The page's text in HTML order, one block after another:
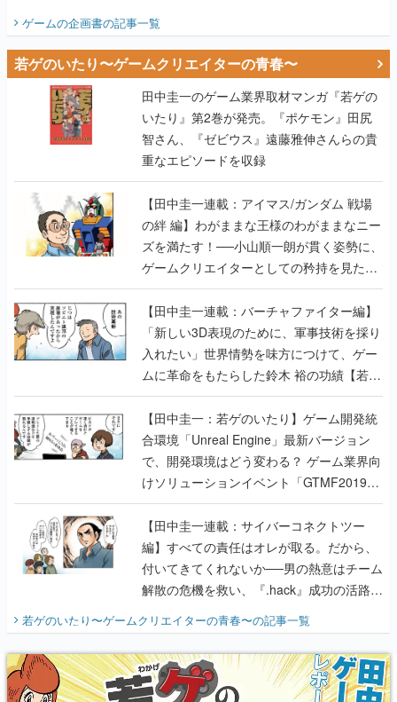
ビュー】
ゲームの企画書の記事一覧
若ゲのいたり〜ゲームクリエイターの青春〜
田中圭一のゲーム業界取材マンガ『若ゲの
いたり』第2巻が発売。『ポケモン』田尻
智さん、『ゼビウス』遠藤雅伸さんらの貴
重なエピソードを収録
【田中圭一連載：アイマス/ガンダム 戦場
の絆 編】わがままな王様のわがままなニー
ズを満たす！──小山順一朗が貫く姿勢に、
ゲームクリエイターとしての矜持を見た
【若ゲのいたり最終回】
【田中圭一連載：バーチャファイター編】
「新しい3D表現のために、軍事技術を採り
入れたい」世界情勢を味方につけて、ゲー
ムに革命をもたらした鈴木 裕の功績【若ゲ
のいたり】
【田中圭一：若ゲのいたり】ゲーム開発統
合環境「Unreal Engine」最新バージョン
で、開発環境はどう変わる？ ゲーム業界向
けソリューションイベント「GTMF2019」
に行って、より理解を深めよう【PR】
【田中圭一連載：サイバーコネクトツー
編】すべての責任はオレが取る。だから、
付いてきてくれないか──男の熱意はチーム
解散の危機を救い、『.hack』成功の活路を
開く。業界の快男児・松山 洋に流れる血は
『少年ジャンプ』色だった【若ゲのいた
り】
若ゲのいたり〜ゲームクリエイターの青春〜の記事一覧